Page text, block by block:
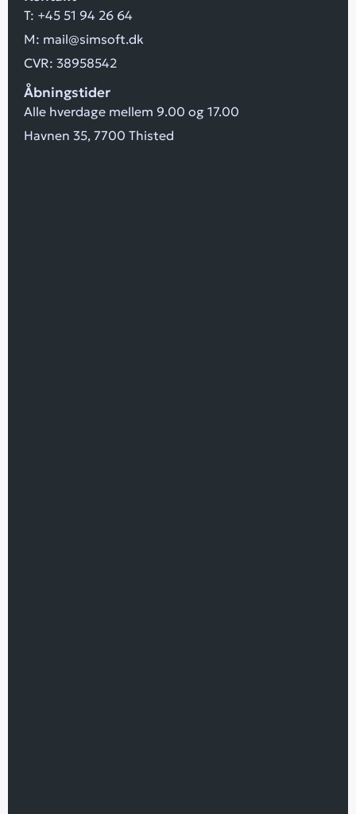
T: +45 51 94 26 64
M: mail@simsoft.dk
CVR: 38958542
Åbningstider
Alle hverdage mellem 9.00 og 17.00
Havnen 35, 7700 Thisted